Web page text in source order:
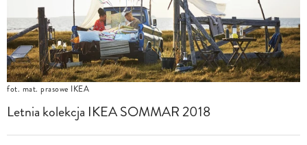
fot. mat. prasowe IKEA
Letnia kolekcja IKEA SOMMAR 2018